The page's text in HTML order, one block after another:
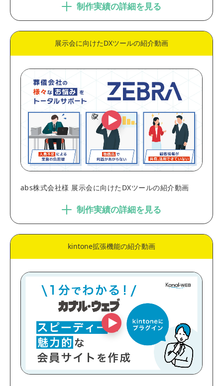
制作実績の詳細を見る
展示会に向けたDXツールの紹介動画
abs株式会社様 展示会に向けたDXツールの紹介動画
制作実績の詳細を見る
kintone拡張機能の紹介動画